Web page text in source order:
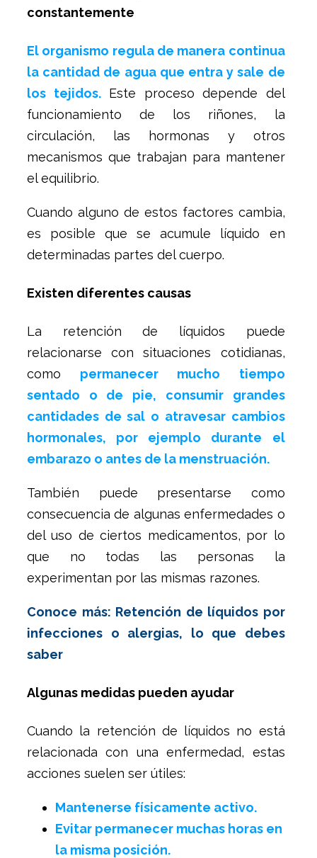
constantemente
El organismo regula de manera continua
la cantidad de agua que entra y sale de
los tejidos.Este proceso depende del
funcionamiento de los riñones, la
circulación, las hormonas y otros
mecanismos que trabajan para mantener
el equilibrio.
Cuando alguno de estos factores cambia,
es posible que se acumule líquido en
determinadas partes del cuerpo.
Existen diferentes causas
La retención de líquidos puede
relacionarse con situaciones cotidianas,
como permanecer mucho tiempo
sentado o de pie, consumir grandes
cantidades de sal o atravesar cambios
hormonales, por ejemplo durante el
embarazo o antes de la menstruación.
También puede presentarse como
consecuencia de algunas enfermedades o
del uso de ciertos medicamentos, por lo
que no todas las personas la
experimentan por las mismas razones.
Conoce más: Retención de líquidos por
infecciones o alergias, lo que debes
saber
Algunas medidas pueden ayudar
Cuando la retención de líquidos no está
relacionada con una enfermedad, estas
acciones suelen ser útiles:
Mantenerse físicamente activo.
Evitar permanecer muchas horas en
la misma posición.